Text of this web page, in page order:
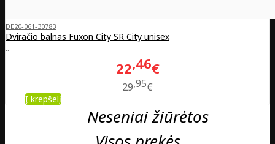
DE20-061-30783
Dviračio balnas Fuxon City SR City unisex
..
22 46€
29 95€
Į krepšelį
Neseniai žiūrėtos